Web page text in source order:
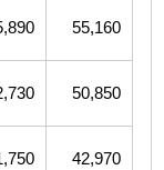
55,160
50,850
42,970